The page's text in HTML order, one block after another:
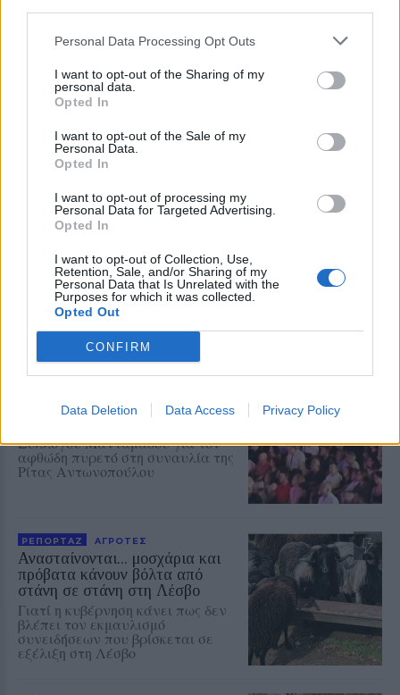
Personal Data Processing Opt Outs
I want to opt-out of the Sharing of my
personal data.
Opted In
I want to opt-out of the Sale of my
Personal Data.
Opted In
I want to opt-out of processing my
Personal Data for Targeted Advertising.
Opted In
I want to opt-out of Collection, Use,
Retention, Sale, and/or Sharing of my
Personal Data that Is Unrelated with the
Purposes for which it was collected.
Opted Out
CONFIRM
Data Deletion Data Access Privacy Policy
καταστήματα
Η Λευκή Νύχτα γέμισε ζωή την
αγορά του Πλωμαρίου
Μουσική, χορός και αυξημένη
του Εμπορικού Συλλόγου
Πλωμαρίου
ΑΓΡΟΤΕΣ
Αφθώδης πυρετός στη Λέσβο με
Κανένα θετικό αποτέλεσμα στους
ελέγχους που δημοσιοποιήθηκαν
την Τετάρτη 5 Αυγούστου
ΑΓΡΟΤΕΣ
αφανισμό»
Συλλόγου Μανταμάδου για τον
αφθώδη πυρετό στη συναυλία της
Ρίτας Αντωνοπούλου
ΡΕΠΟΡΤΑΖ ΑΓΡΟΤΕΣ
Ανασταίνονται... μοσχάρια και
πρόβατα κάνουν βόλτα από
στάνη σε στάνη στη Λέσβο
Γιατί η κυβέρνηση κάνει πως δεν
βλέπει τον εκμαυλισμό
συνειδήσεων που βρίσκεται σε
εξέλιξη στη Λέσβο